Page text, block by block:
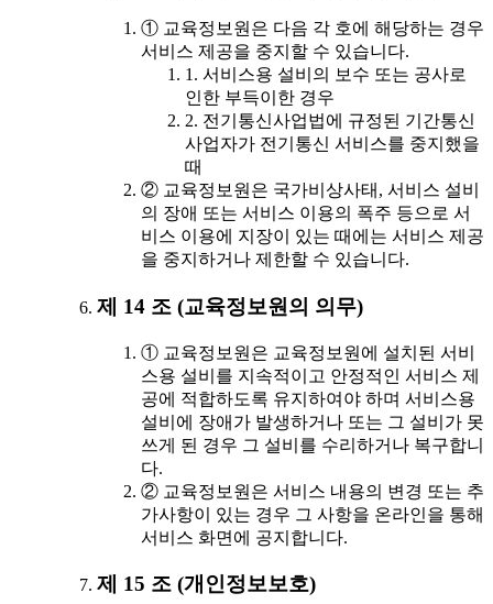
① 교육정보원은 다음 각 호에 해당하는 경우
서비스 제공을 중지할 수 있습니다.
1. 서비스용 설비의 보수 또는 공사로
인한 부득이한 경우
2. 전기통신사업법에 규정된 기간통신
사업자가 전기통신 서비스를 중지했을
때
② 교육정보원은 국가비상사태, 서비스 설비
의 장애 또는 서비스 이용의 폭주 등으로 서
비스 이용에 지장이 있는 때에는 서비스 제공
을 중지하거나 제한할 수 있습니다.
제 14 조 (교육정보원의 의무)
① 교육정보원은 교육정보원에 설치된 서비
스용 설비를 지속적이고 안정적인 서비스 제
공에 적합하도록 유지하여야 하며 서비스용
설비에 장애가 발생하거나 또는 그 설비가 못
쓰게 된 경우 그 설비를 수리하거나 복구합니
다.
② 교육정보원은 서비스 내용의 변경 또는 추
가사항이 있는 경우 그 사항을 온라인을 통해
서비스 화면에 공지합니다.
제 15 조 (개인정보보호)